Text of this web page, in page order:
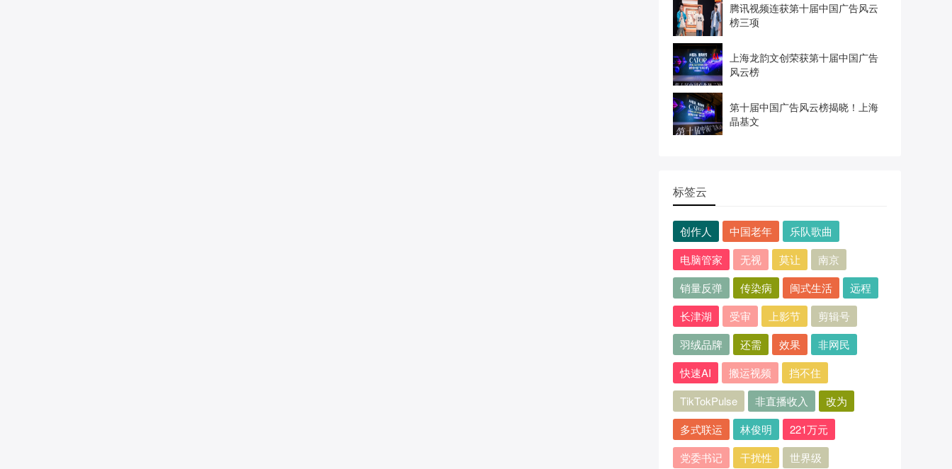
腾讯视频连获第十届中国广告风云
榜三项
上海龙韵文创荣获第十届中国广告
风云榜
第十届中国广告风云榜揭晓！上海
晶基文
标签云
创作人 中国老年
乐队歌曲
电脑管家
无视 莫让
南京
销量反弹
传染病 闽式生活
远程
长津湖
受审 上影节
剪辑号
羽绒品牌
还需 效果
非网民
快速AI
搬运视频
挡不住
TikTokPulse
非直播收入
改为
多式联运
林俊明
221万元
党委书记
干扰性
世界级